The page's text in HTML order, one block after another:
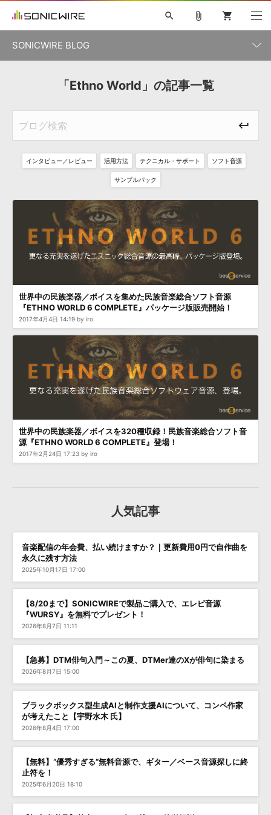
ソフト音源 »
プラグイン・エフェクト »
サンプルパック »
ソフトウェア／ツール »
DAW »
BGM »
キャンペーン »
特集 »
ニュースレター »
SONICWIREブログ »
DTMガイド »
お問い合わせ »
音楽カード
楽曲配信流通サービス
無償のサウンド
次世代型ボーカル・エディタ
APS 映像のBGM・ セリフを音声分離
音素材の制作・
search
初音ミク V4X 鏡音リン・レン V4X
巡音ルカ V4X
SYLENTH1
VOCALOID VIENNA
ライセンスフリーBGM
TOONTRACK
DUBSTEP
ELECTRONICA EDM TRANCE ROUTER.FM
プラグイン・エフェクト
ソフトウェア／ツール DAW 効果音
attach_file shopping_cart
SONICWIRE BLOG
記事一覧
「Ethno World」の記事一覧
インタビュー／レビュー 活用方法 テクニカル・サポート ソフト音源
サンプルパック
世界中の民族楽器／ボイスを集めた民族音楽総合ソフト音源
『ETHNO WORLD 6 COMPLETE』パッケージ版販売開始！
2017年4月4日 14:19 by iro
世界中の民族楽器／ボイスを320種収録！民族音楽総合ソフト音
源『ETHNO WORLD 6 COMPLETE』登場！
2017年2月24日 17:23 by iro
人気記事
音楽配信の年会費、払い続けますか？｜更新費用0円で自作曲を
永久に残す方法
2025年10月17日 17:00
【8/20まで】SONICWIREで製品ご購入で、エレピ音源
『WURSY』を無料でプレゼント！
2026年8月7日 11:11
【急募】DTM俳句入門～この夏、DTMer達のXが俳句に染まる
2026年8月7日 15:00
ブラックボックス型生成AIと制作支援AIについて、コンペ作家
が考えたこと【宇野水木 氏】
2026年8月4日 17:00
【無料】“優秀すぎる”無料音源で、ギター／ベース音源探しに終
止符を！
2025年6月20日 18:10